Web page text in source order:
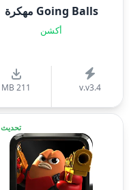
Going Balls مهكرة
أكشن
v.v3.4
211 MB
تحديث